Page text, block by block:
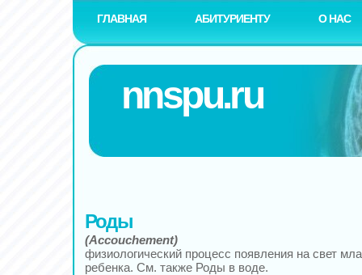
ГЛАВНАЯ АБИТУРИЕНТУ О НАС
nnspu.ru
Роды
(Accouchement)
физиологический процесс появления на свет
ребенка. См. также Роды в воде.